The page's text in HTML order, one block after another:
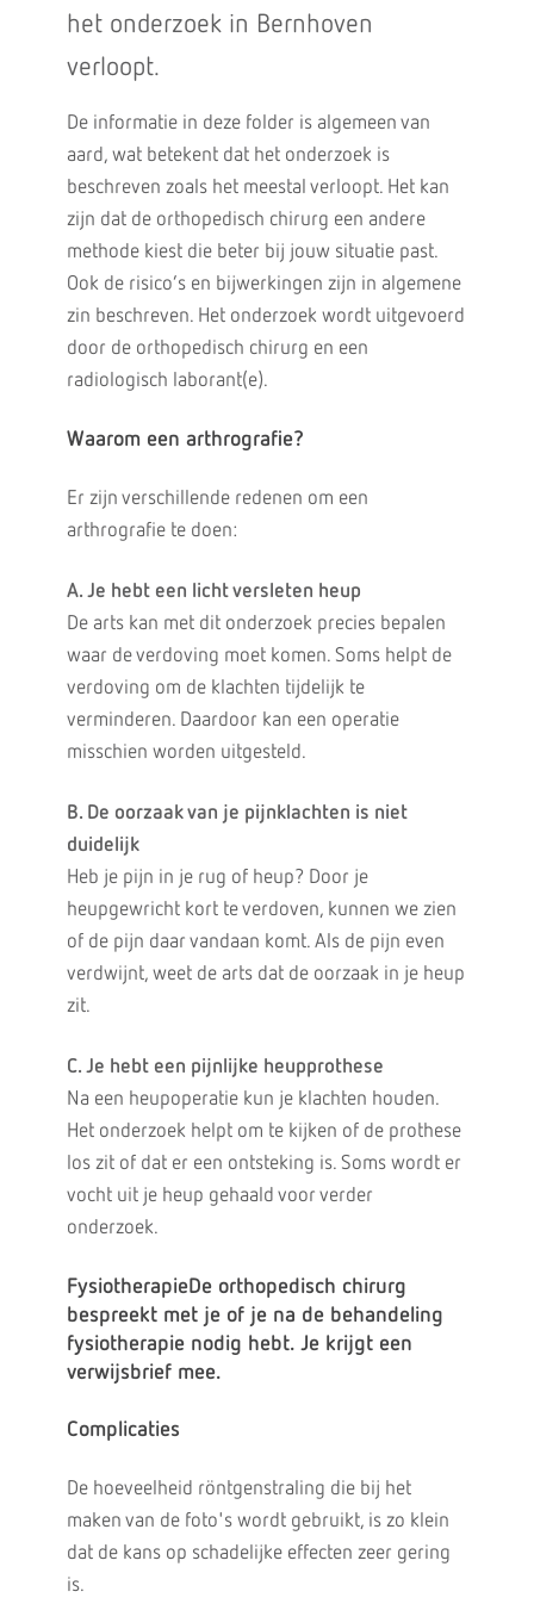
het onderzoek in Bernhoven
verloopt.
De informatie in deze folder is algemeen van
aard, wat betekent dat het onderzoek is
beschreven zoals het meestal verloopt. Het kan
zijn dat de orthopedisch chirurg een andere
methode kiest die beter bij jouw situatie past.
Ook de risico’s en bijwerkingen zijn in algemene
zin beschreven. Het onderzoek wordt uitgevoerd
door de orthopedisch chirurg en een
radiologisch laborant(e).
Waarom een arthrografie?
Er zijn verschillende redenen om een
arthrografie te doen:
A. Je hebt een licht versleten heup
De arts kan met dit onderzoek precies bepalen
waar de verdoving moet komen. Soms helpt de
verdoving om de klachten tijdelijk te
verminderen. Daardoor kan een operatie
misschien worden uitgesteld.
B. De oorzaak van je pijnklachten is niet
duidelijk
Heb je pijn in je rug of heup? Door je
heupgewricht kort te verdoven, kunnen we zien
of de pijn daar vandaan komt. Als de pijn even
verdwijnt, weet de arts dat de oorzaak in je heup
zit.
C. Je hebt een pijnlijke heupprothese
Na een heupoperatie kun je klachten houden.
Het onderzoek helpt om te kijken of de prothese
los zit of dat er een ontsteking is. Soms wordt er
vocht uit je heup gehaald voor verder
onderzoek.
FysiotherapieDe orthopedisch chirurg
bespreekt met je of je na de behandeling
fysiotherapie nodig hebt. Je krijgt een
verwijsbrief mee.
Complicaties
De hoeveelheid röntgenstraling die bij het
maken van de foto's wordt gebruikt, is zo klein
dat de kans op schadelijke effecten zeer gering
is.